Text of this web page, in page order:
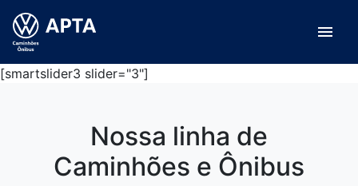
menu
[smartslider3 slider="3"]
Nossa linha de
Caminhões e Ônibus